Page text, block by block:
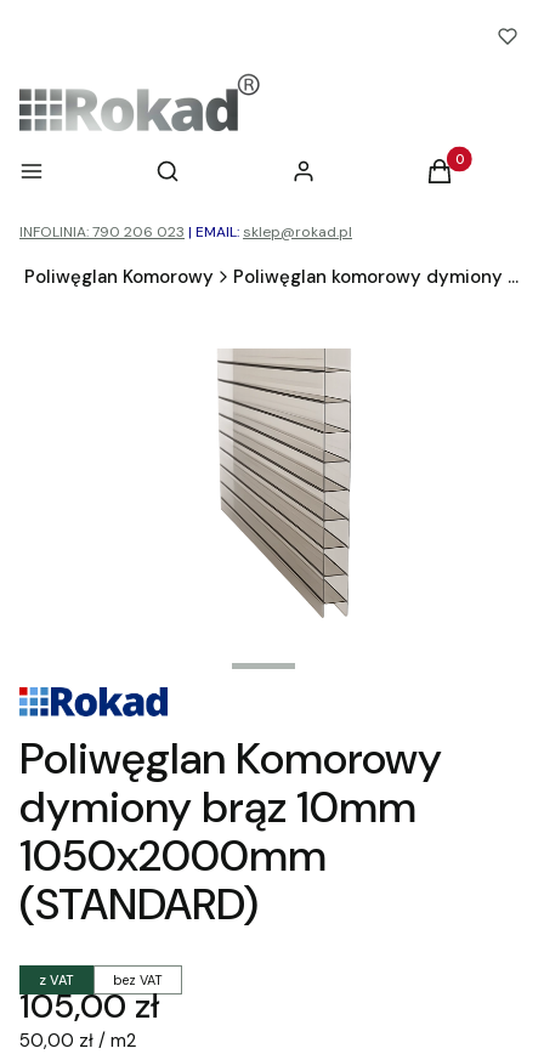
Menu Otwórz wyszukiwarkę
Szukaj Zaloguj się Produkty w
Koszyk
INFOLINIA: 790 206 023 | EMAIL: sklep@rokad.pl
Poliwęglan Komorowy Poliwęglan komorowy dymiony brąz
Poliwęglan Komorowy
dymiony brąz 10mm
1050x2000mm
(STANDARD)
z VAT bez VAT
Cena
105,00 zł
50,00 zł / m2